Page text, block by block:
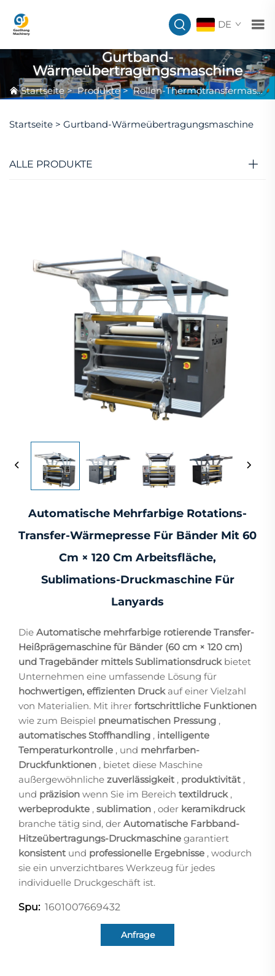
DE
Gurtband-
Wärmeübertragungsmaschine
Startseite>Produkte>Rollen-Thermotransfermaschine
Startseite > Gurtband-Wärmeübertragungsmaschine
ALLE PRODUKTE
Automatische Mehrfarbige Rotations-
Transfer-Wärmepresse Für Bänder Mit 60
Cm × 120 Cm Arbeitsfläche,
Sublimations-Druckmaschine Für
Lanyards
Die Automatische mehrfarbige rotierende Transfer-
Heißprägemaschine für Bänder (60 cm × 120 cm)
und Tragebänder mittels Sublimationsdruck bietet
Unternehmen eine umfassende Lösung für
hochwertigen, effizienten Druck auf einer Vielzahl
von Materialien. Mit ihrer fortschrittliche Funktionen
wie zum Beispiel pneumatischen Pressung ,
automatisches Stoffhandling , intelligente
Temperaturkontrolle , und mehrfarben-
Druckfunktionen , bietet diese Maschine
außergewöhnliche zuverlässigkeit , produktivität ,
und präzision wenn Sie im Bereich textildruck ,
werbeprodukte , sublimation , oder keramikdruck
branche tätig sind, der Automatische Farbband-
Hitzeübertragungs-Druckmaschine garantiert
konsistent und professionelle Ergebnisse , wodurch
sie ein unverzichtbares Werkzeug für jedes
individuelle Druckgeschäft ist.
Spu: 1601007669432
Anfrage